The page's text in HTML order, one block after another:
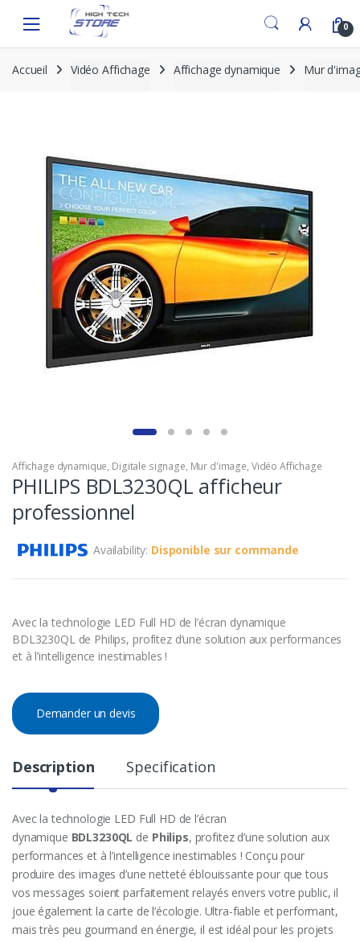
navigation
content
0
Accueil Vidéo Affichage Affichage dynamique Mur
Affichage dynamique, Digitale signage, Mur d'image, Vidéo Affichage
PHILIPS BDL3230QL afficheur
professionnel
Availability: Disponible sur commande
Avec la technologie LED Full HD de l’écran dynamique
BDL3230QL de Philips, profitez d’une solution aux performances
et à l’intelligence inestimables !
Demander un devis
Description Specification
Avec la technologie LED Full HD de l’écran
dynamique BDL3230QL de Philips, profitez d’une solution aux
performances et à l’intelligence inestimables ! Conçu pour
produire des images d’une netteté éblouissante pour que tous
vos messages soient parfaitement relayés envers votre public, il
joue également la carte de l’écologie. Ultra-fiable et performant,
mais très peu gourmand en énergie, il est idéal pour les projets